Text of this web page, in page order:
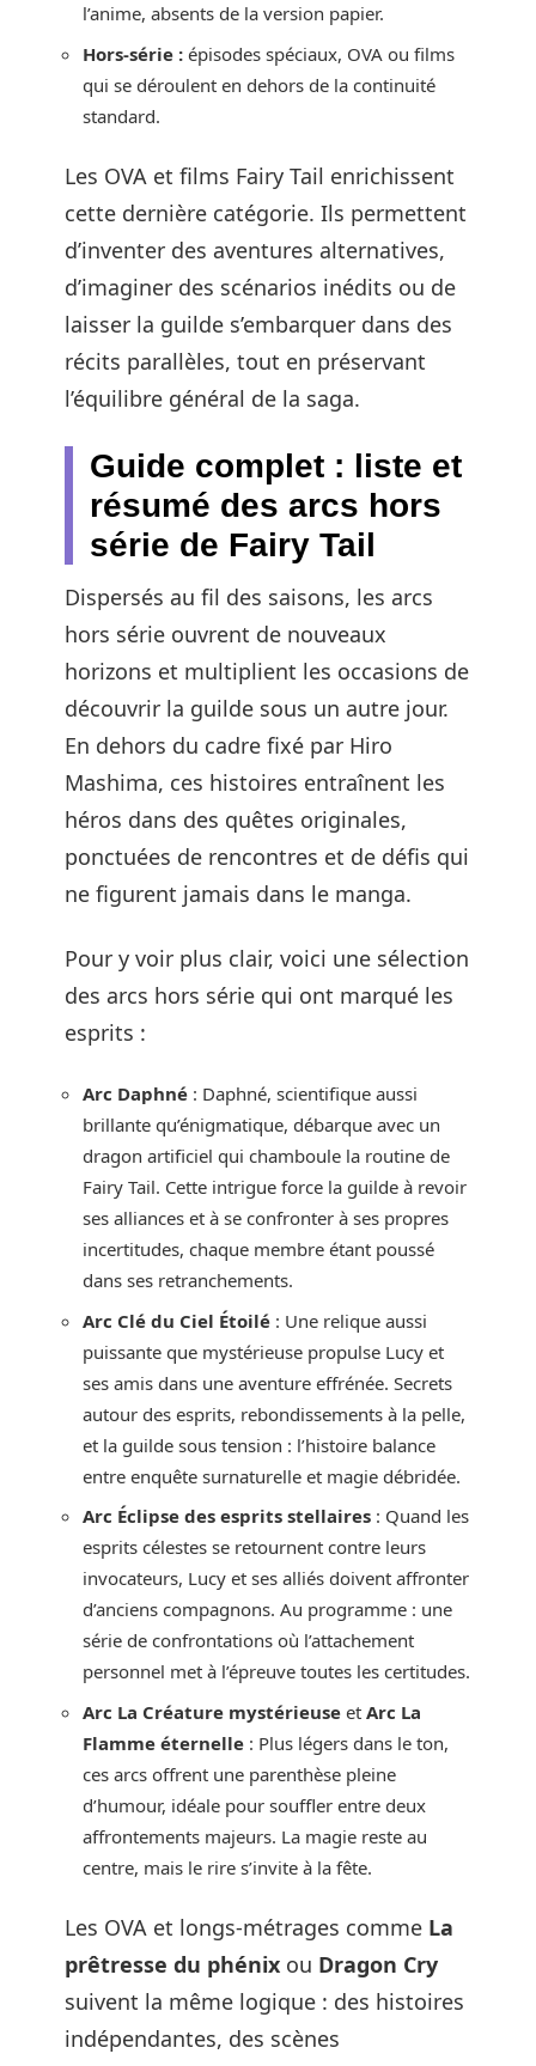
l’anime, absents de la version papier.
Hors-série : épisodes spéciaux, OVA ou films
qui se déroulent en dehors de la continuité
standard.
Les OVA et films Fairy Tail enrichissent
cette dernière catégorie. Ils permettent
d’inventer des aventures alternatives,
d’imaginer des scénarios inédits ou de
laisser la guilde s’embarquer dans des
récits parallèles, tout en préservant
l’équilibre général de la saga.
Guide complet : liste et
résumé des arcs hors
série de Fairy Tail
Dispersés au fil des saisons, les arcs
hors série ouvrent de nouveaux
horizons et multiplient les occasions de
découvrir la guilde sous un autre jour.
En dehors du cadre fixé par Hiro
Mashima, ces histoires entraînent les
héros dans des quêtes originales,
ponctuées de rencontres et de défis qui
ne figurent jamais dans le manga.
Pour y voir plus clair, voici une sélection
des arcs hors série qui ont marqué les
esprits :
Arc Daphné : Daphné, scientifique aussi
brillante qu’énigmatique, débarque avec un
dragon artificiel qui chamboule la routine de
Fairy Tail. Cette intrigue force la guilde à revoir
ses alliances et à se confronter à ses propres
incertitudes, chaque membre étant poussé
dans ses retranchements.
Arc Clé du Ciel Étoilé : Une relique aussi
puissante que mystérieuse propulse Lucy et
ses amis dans une aventure effrénée. Secrets
autour des esprits, rebondissements à la pelle,
et la guilde sous tension : l’histoire balance
entre enquête surnaturelle et magie débridée.
Arc Éclipse des esprits stellaires : Quand les
esprits célestes se retournent contre leurs
invocateurs, Lucy et ses alliés doivent affronter
d’anciens compagnons. Au programme : une
série de confrontations où l’attachement
personnel met à l’épreuve toutes les certitudes.
Arc La Créature mystérieuse et Arc La
Flamme éternelle : Plus légers dans le ton,
ces arcs offrent une parenthèse pleine
d’humour, idéale pour souffler entre deux
affrontements majeurs. La magie reste au
centre, mais le rire s’invite à la fête.
Les OVA et longs-métrages comme La
prêtresse du phénix ou Dragon Cry
suivent la même logique : des histoires
indépendantes, des scènes